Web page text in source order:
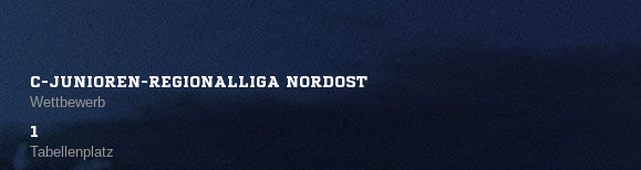
C-JUNIOREN-REGIONALLIGA NORDOST
Wettbewerb
1
Tabellenplatz